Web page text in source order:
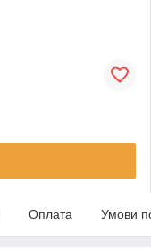
Оплата Умови